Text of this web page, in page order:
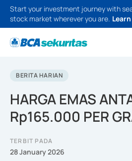
Start your investment journey with
stock market wherever you are.
BERITA HARIAN
HARGA EMAS
Rp165.000 PER
TERBIT PADA
28 January 2026